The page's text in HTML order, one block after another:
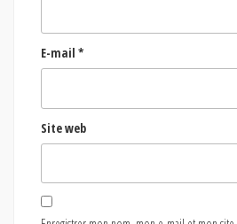
E-mail *
Site web